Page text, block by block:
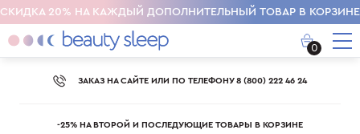
СКИДКА 20% НА КАЖДЫЙ ДОПОЛНИТЕЛЬНЫЙ ТОВАР В КОРЗИНЕ
0
ЗАКАЗ НА САЙТЕ ИЛИ ПО ТЕЛЕФОНУ 8 (800) 222 46 24
-25% НА ВТОРОЙ И ПОСЛЕДУЮЩИЕ ТОВАРЫ В КОРЗИНЕ